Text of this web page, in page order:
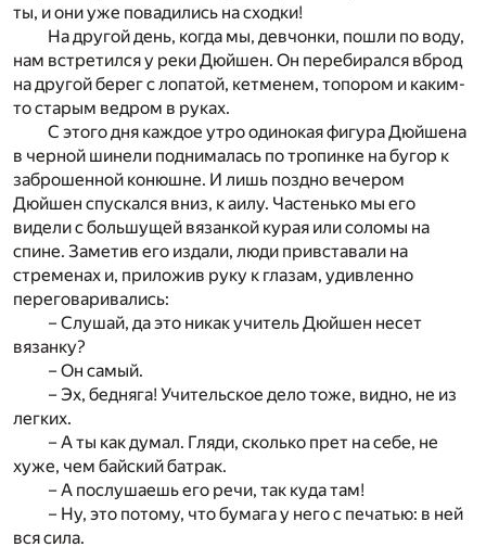
ты, и они уже повадились на сходки!
На другой день, когда мы, девчонки, пошли по воду,
нам встретился у реки Дюйшен. Он перебирался вброд
на другой берег с лопатой, кетменем, топором и каким-
то старым ведром в руках.
С этого дня каждое утро одинокая фигура Дюйшена
в черной шинели поднималась по тропинке на бугор к
заброшенной конюшне. И лишь поздно вечером
Дюйшен спускался вниз, к аилу. Частенько мы его
видели с большущей вязанкой курая или соломы на
спине. Заметив его издали, люди привставали на
стременах и, приложив руку к глазам, удивленно
переговаривались:
– Слушай, да это никак учитель Дюйшен несет
вязанку?
– Он самый.
– Эх, бедняга! Учительское дело тоже, видно, не из
легких.
– А ты как думал. Гляди, сколько прет на себе, не
хуже, чем байский батрак.
– А послушаешь его речи, так куда там!
– Ну, это потому, что бумага у него с печатью: в ней
вся сила.